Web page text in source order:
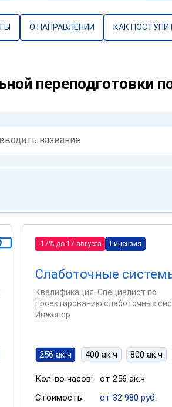
О НАПРАВЛЕНИИ КАК
переподготовки
-17% до 17 августа Лицензия
Слаботочные
Квалификация: Специалист по
проектированию слаботочных
Инженер
256 ак.ч 400 ак.ч 800 ак.ч
Кол-во часов:
от 256 ак.ч
Стоимость:
от 32 980 руб.